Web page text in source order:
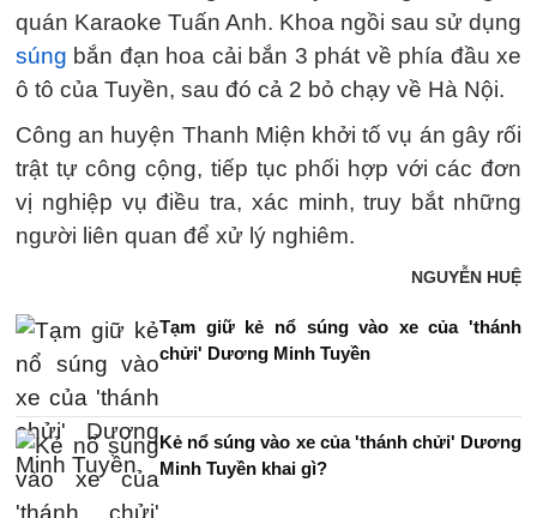
quán Karaoke Tuấn Anh. Khoa ngồi sau sử dụng
súng bắn đạn hoa cải bắn 3 phát về phía đầu xe
ô tô của Tuyền, sau đó cả 2 bỏ chạy về Hà Nội.
Công an huyện Thanh Miện khởi tố vụ án gây rối
trật tự công cộng, tiếp tục phối hợp với các đơn
vị nghiệp vụ điều tra, xác minh, truy bắt những
người liên quan để xử lý nghiêm.
NGUYỄN HUỆ
Tạm giữ kẻ nổ súng vào xe của 'thánh
chửi' Dương Minh Tuyền
Kẻ nổ súng vào xe của 'thánh chửi' Dương
Minh Tuyền khai gì?